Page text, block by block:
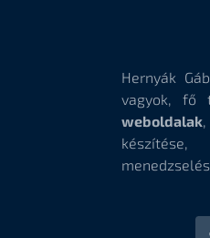
Hernyák
vagyok, fő
weboldalak